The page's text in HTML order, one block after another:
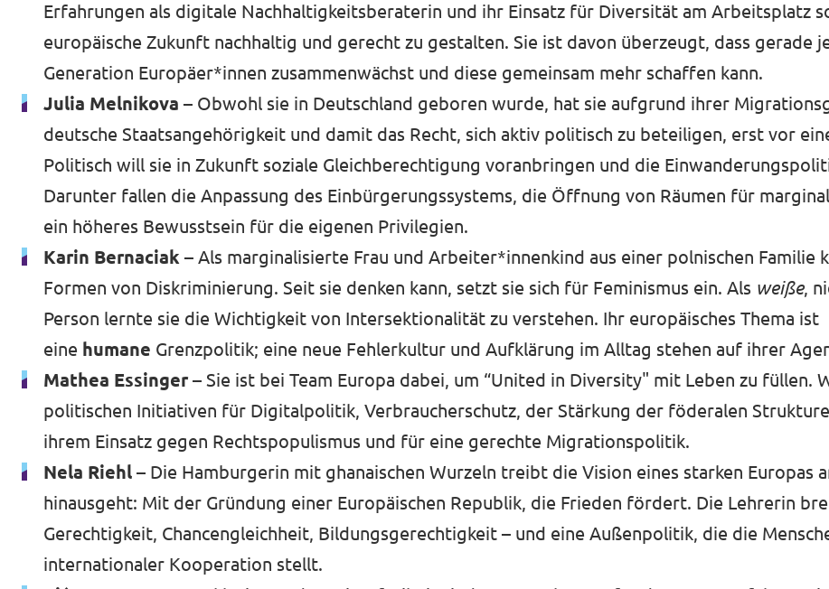
Erfahrungen als digitale Nachhaltigkeitsberaterin und ihr Einsatz für Diversität am Arbeitsplatz
europäische Zukunft nachhaltig und gerecht zu gestalten. Sie ist davon überzeugt, dass gerade
Generation Europäer*innen zusammenwächst und diese gemeinsam mehr schaffen kann.
Julia Melnikova – Obwohl sie in Deutschland geboren wurde, hat sie aufgrund ihrer
deutsche Staatsangehörigkeit und damit das Recht, sich aktiv politisch zu beteiligen, erst vor
Politisch will sie in Zukunft soziale Gleichberechtigung voranbringen und die
Darunter fallen die Anpassung des Einbürgerungssystems, die Öffnung von Räumen für
ein höheres Bewusstsein für die eigenen Privilegien.
Karin Bernaciak – Als marginalisierte Frau und Arbeiter*innenkind aus einer polnischen Familie
Formen von Diskriminierung. Seit sie denken kann, setzt sie sich für Feminismus ein. Als weiße,
Person lernte sie die Wichtigkeit von Intersektionalität zu verstehen. Ihr europäisches Thema ist
eine humane Grenzpolitik; eine neue Fehlerkultur und Aufklärung im Alltag stehen auf ihrer
Mathea Essinger – Sie ist bei Team Europa dabei, um “United in Diversity" mit Leben zu füllen.
politischen Initiativen für Digitalpolitik, Verbraucherschutz, der Stärkung der föderalen
ihrem Einsatz gegen Rechtspopulismus und für eine gerechte Migrationspolitik.
Nela Riehl – Die Hamburgerin mit ghanaischen Wurzeln treibt die Vision eines starken Europas
hinausgeht: Mit der Gründung einer Europäischen Republik, die Frieden fördert. Die Lehrerin
Gerechtigkeit, Chancengleichheit, Bildungsgerechtigkeit – und eine Außenpolitik, die die
internationaler Kooperation stellt.